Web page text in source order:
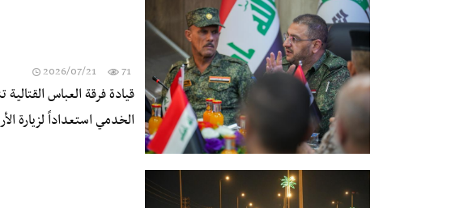
2026/07/21 71
قيادة فرقة العباس
الخدمي استعداداً لزيارة